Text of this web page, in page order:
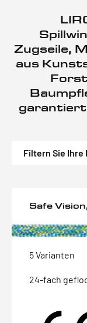
Zugseile,
aus
garantiert
Filtern Sie Ihre
Safe
5 Varianten
24-fach